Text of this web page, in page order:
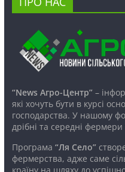
“News Агро-Центр”–
які хочуть бути в курсі
господарства. У нашому
дрібні та середні фермери
Програма “Ля Село”
фермерства, адже саме